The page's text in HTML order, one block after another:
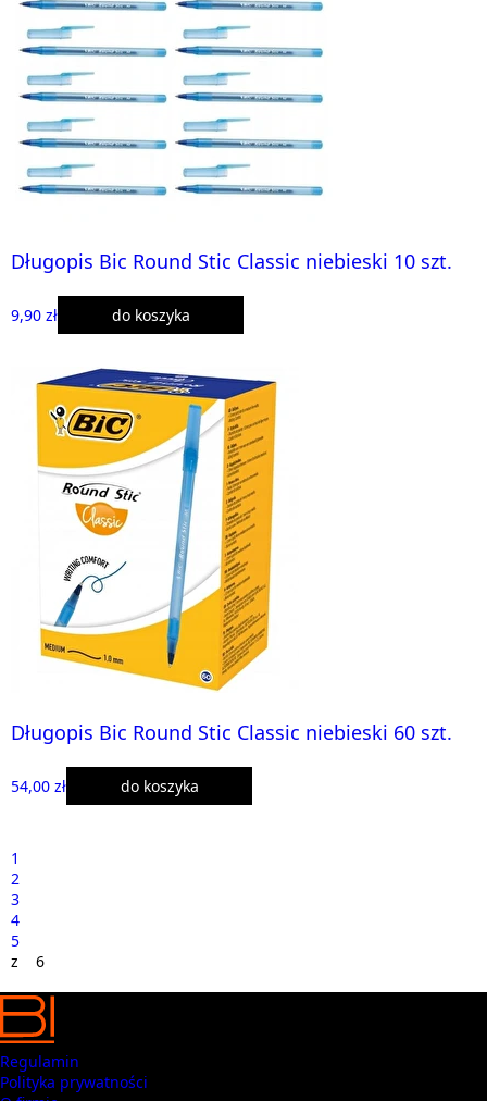
Długopis Bic Round Stic Classic niebieski 10 szt.
9,90 zł do koszyka
Długopis Bic Round Stic Classic niebieski 60 szt.
54,00 zł do koszyka
1
2
3
4
5
z 6
Regulamin
Polityka prywatności